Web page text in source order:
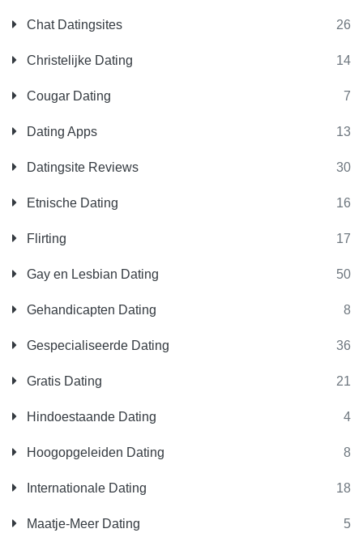
Chat Datingsites 26
Christelijke Dating 14
Cougar Dating 7
Dating Apps 13
Datingsite Reviews 30
Etnische Dating 16
Flirting 17
Gay en Lesbian Dating 50
Gehandicapten Dating 8
Gespecialiseerde Dating 36
Gratis Dating 21
Hindoestaande Dating 4
Hoogopgeleiden Dating 8
Internationale Dating 18
Maatje-Meer Dating 5